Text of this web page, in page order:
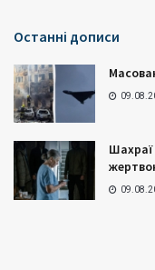
Останні дописи
Шахраї